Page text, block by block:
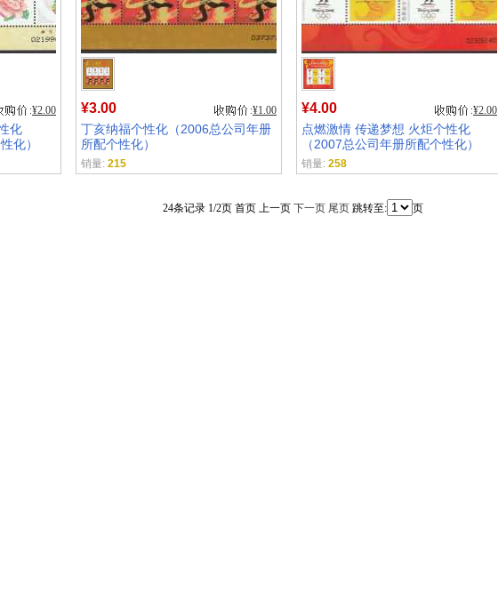
¥2.00
化
化）
¥3.00 ¥1.00
丁亥纳福个性化（2006总公司年册
所配个性化）
销量: 215
¥4.00 ¥2.00
点燃激情 传递梦想 火炬个性化
（2007总公司年册所配个性化）
销量: 258
24条记录 1/2页 首页 上一页 下一页 尾页跳转至: 页